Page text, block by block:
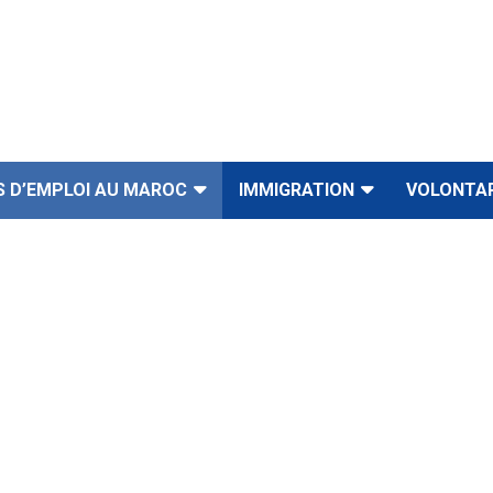
D’EMPLOI AU MAROC IMMIGRATION